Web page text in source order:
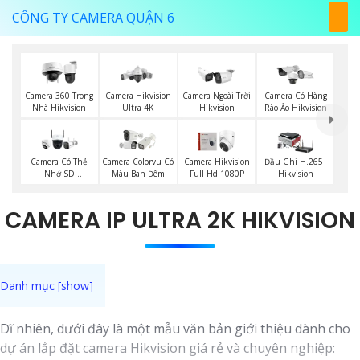
CÔNG TY CAMERA QUẬN 6
Camera 360 Trong
Nhà Hikvision
Camera Hikvision
Ultra 4K
Camera Ngoài Trời
Hikvision
Camera Có Hàng
Rào Ảo Hikvision
Camera Có Thẻ
Nhớ SD
Camera Colorvu Có
Màu Ban Đêm
Camera Hikvision
Full Hd 1080P
Đầu Ghi H.265+
Hikvision
CAMERA IP ULTRA 2K HIKVISION
Dĩ nhiên, dưới đây là một mẫu văn bản giới thiệu dành cho
dự án lắp đặt camera Hikvision giá rẻ và chuyên nghiệp: